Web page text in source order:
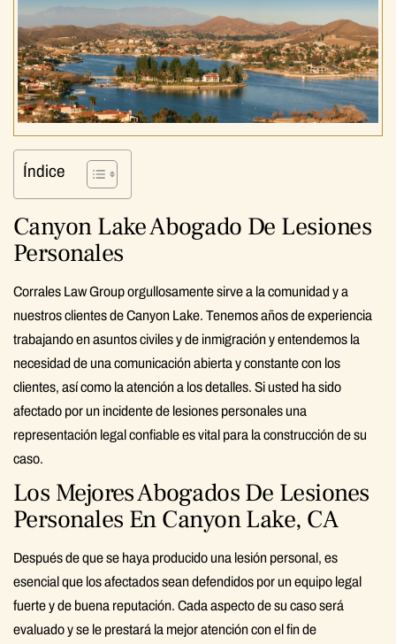
Índice
Canyon Lake Abogado De Lesiones
Personales
Corrales Law Group orgullosamente sirve a la comunidad y a
nuestros clientes de Canyon Lake. Tenemos años de experiencia
trabajando en asuntos civiles y de inmigración y entendemos la
necesidad de una comunicación abierta y constante con los
clientes, así como la atención a los detalles. Si usted ha sido
afectado por un incidente de lesiones personales una
representación legal confiable es vital para la construcción de su
caso.
Los Mejores Abogados De Lesiones
Personales En Canyon Lake, CA
Después de que se haya producido una lesión personal, es
esencial que los afectados sean defendidos por un equipo legal
fuerte y de buena reputación. Cada aspecto de su caso será
evaluado y se le prestará la mejor atención con el fin de